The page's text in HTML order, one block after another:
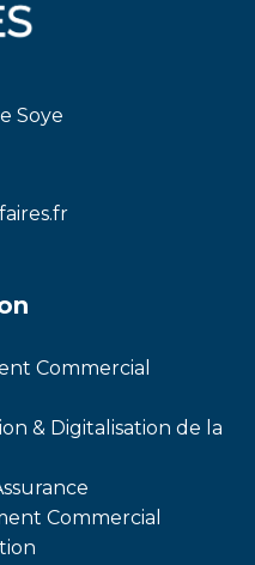
Soye
Commercial
& Digitalisation de la
Commercial